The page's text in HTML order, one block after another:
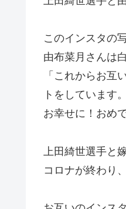
このインスタの
由布菜月さんは
「これからお互
トをしています
お幸せに！おめ
上田綺世選手と
コロナが終わり